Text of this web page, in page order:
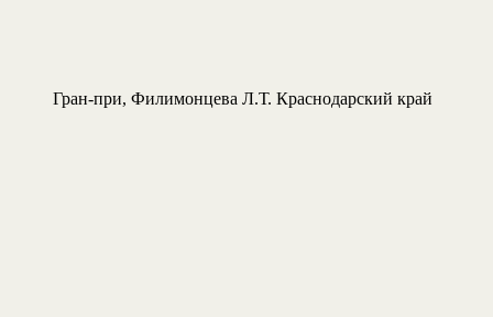
Гран-при, Филимонцева Л.Т. Краснодарский край